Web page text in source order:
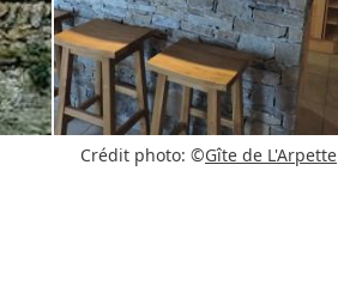
Crédit photo: ©Gîte de L'Arpette